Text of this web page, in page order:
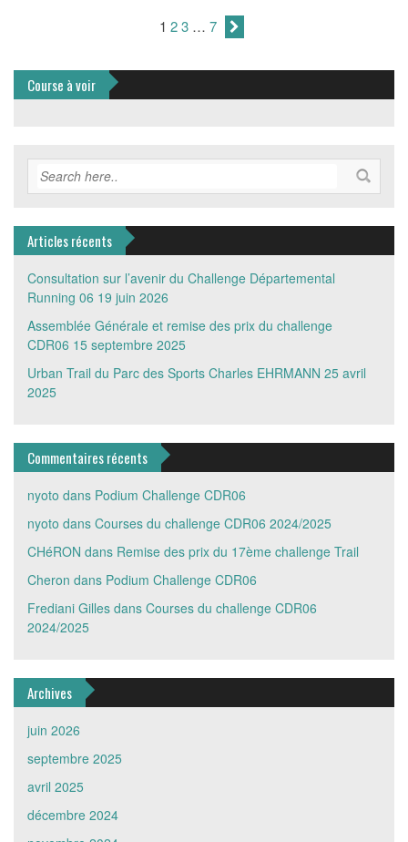
1 23 … 7
Course à voir
Articles récents
Consultation sur l’avenir du Challenge Départemental
Running 06 19 juin 2026
Assemblée Générale et remise des prix du challenge
CDR06 15 septembre 2025
Urban Trail du Parc des Sports Charles EHRMANN 25 avril
2025
Commentaires récents
nyoto dans Podium Challenge CDR06
nyoto dans Courses du challenge CDR06 2024/2025
CHéRON dans Remise des prix du 17ème challenge Trail
Cheron dans Podium Challenge CDR06
Frediani Gilles dans Courses du challenge CDR06
2024/2025
Archives
juin 2026
septembre 2025
avril 2025
décembre 2024